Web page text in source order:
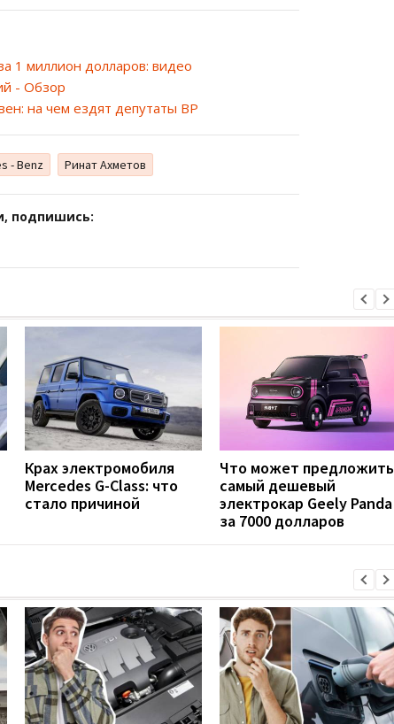
1 миллион долларов: видео
- Обзор
на чем ездят депутаты ВР
- Benz Ринат Ахметов
подпишись:
Крах электромобиля
Mercedes G-Class: что
стало причиной
Что может предложить
самый дешевый
электрокар Geely Panda
за 7000 долларов